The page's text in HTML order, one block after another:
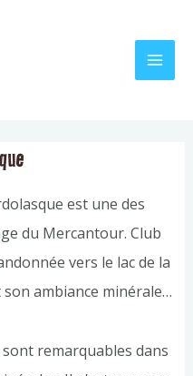
est une des
du Mercantour. Club
vers le lac de la
son ambiance minérale…
remarquables dans